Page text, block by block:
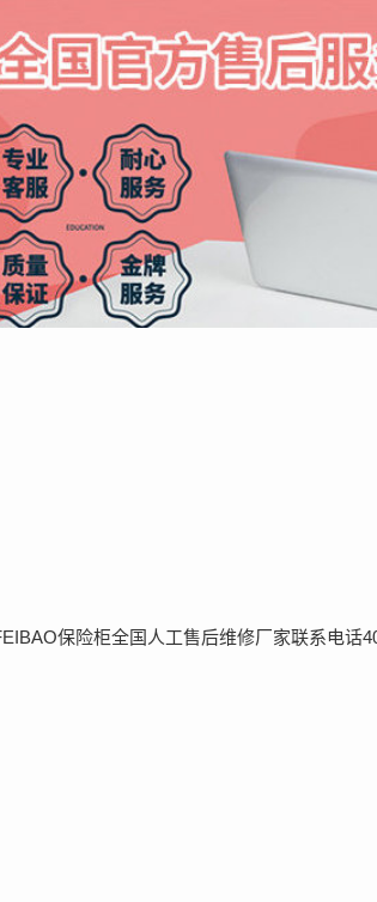
保险柜全国人工售后维修厂家联系电话